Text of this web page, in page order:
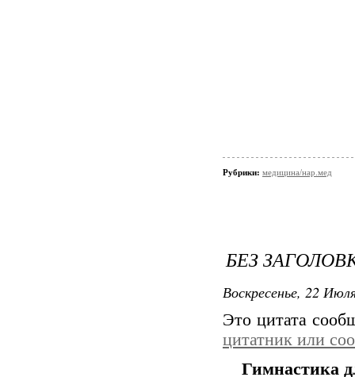
Рубрики: медицина/нар.мед
БЕЗ
Воскресенье, 22
Это цитата
цитатник или
Гимнастика